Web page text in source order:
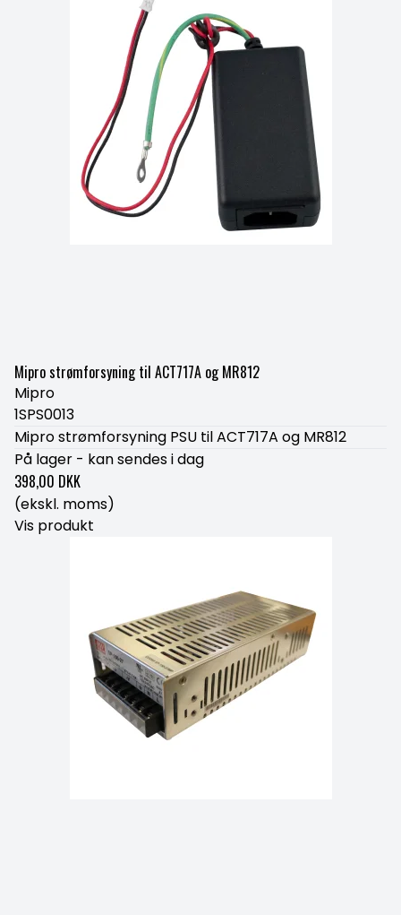
Mipro strømforsyning til ACT717A og MR812
Mipro
1SPS0013
Mipro strømforsyning PSU til ACT717A og MR812
På lager - kan sendes i dag
398,00 DKK
(ekskl. moms)
Vis produkt